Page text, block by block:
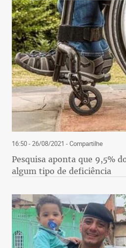
16:50 - 26/08/2021 - Compartilhe
Pesquisa aponta que 9,5%
algum tipo de deficiência